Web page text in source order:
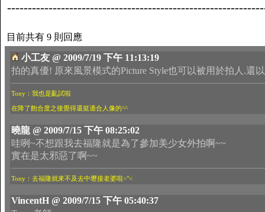
目前共有 9 則回應
小工友 @ 2009/7/19 下午 11:13:19
拍的真優! 原來風景模式的Picture Style也可以被用於拍人.還
Tony：我也是亂試啦
在降了飽合度之後覺得還挺適合人像的^^
曉龍 @ 2009/7/15 下午 08:25:02
哇咧~不想跟我去福隆就是為了參加美少女外拍啊~~
實在是太邪惡了啊~~
Tony：去福隆就來不及去中壢接老婆啦>"<
VincentH @ 2009/7/15 下午 05:40:37